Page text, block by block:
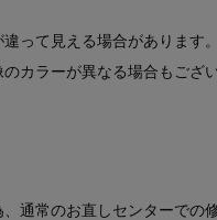
って見える場合があります
カラーが異なる場合もござい
通常のお直しセンターでの